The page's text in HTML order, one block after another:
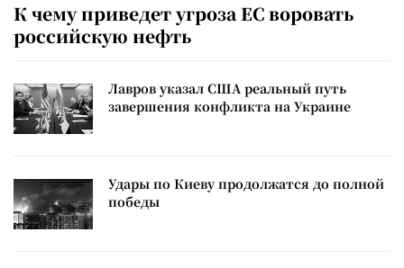
К чему приведет угроза ЕС воровать
российскую нефть
Лавров указал США реальный путь
завершения конфликта на Украине
Удары по Киеву продолжатся до полной
победы